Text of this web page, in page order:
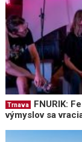
Trnava
FNURIK:
výmyslov sa